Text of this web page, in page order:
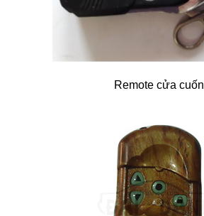
Remote cửa cuốn